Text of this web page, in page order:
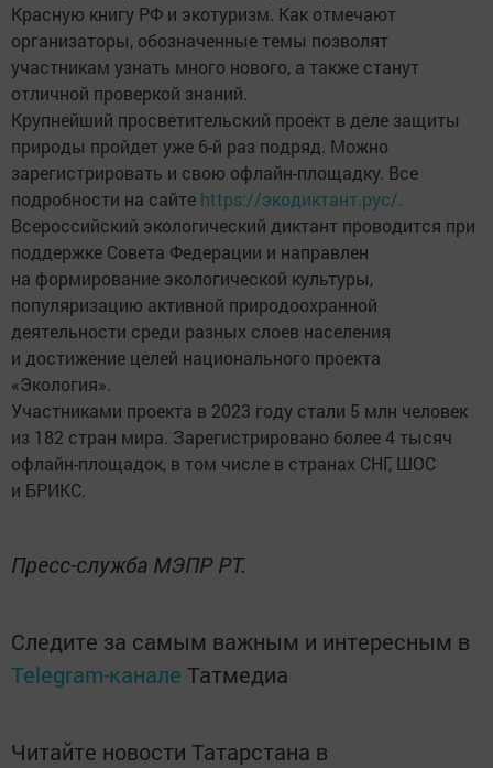
Красную книгу РФ и экотуризм. Как отмечают
организаторы, обозначенные темы позволят
участникам узнать много нового, а также станут
отличной проверкой знаний.
Крупнейший просветительский проект в деле защиты
природы пройдет уже 6-й раз подряд. Можно
зарегистрировать и свою офлайн-площадку. Все
подробности на сайте https://экодиктант.рус/.
Всероссийский экологический диктант проводится при
поддержке Совета Федерации и направлен
на формирование экологической культуры,
популяризацию активной природоохранной
деятельности среди разных слоев населения
и достижение целей национального проекта
«Экология».
Участниками проекта в 2023 году стали 5 млн человек
из 182 стран мира. Зарегистрировано более 4 тысяч
офлайн-площадок, в том числе в странах СНГ, ШОС
и БРИКС.
Пресс-служба МЭПР РТ.
Следите за самым важным и интересным в
Telegram-канале Татмедиа
Читайте новости Татарстана в